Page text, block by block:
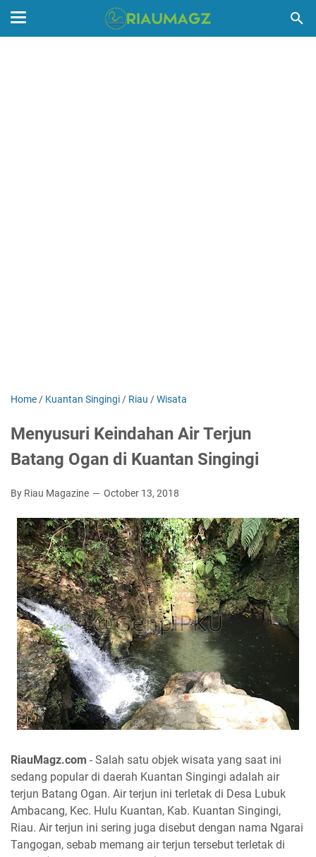
Home / Kuantan Singingi / Riau /Wisata
Menyusuri Keindahan Air Terjun
Batang Ogan di Kuantan Singingi
By Riau Magazine October 13, 2018
RiauMagz.com - Salah satu objek wisata yang saat ini
sedang popular di daerah Kuantan Singingi adalah air
terjun Batang Ogan. Air terjun ini terletak di Desa Lubuk
Ambacang, Kec. Hulu Kuantan, Kab. Kuantan Singingi,
Riau. Air terjun ini sering juga disebut dengan nama Ngarai
Tangogan, sebab memang air terjun tersebut terletak di